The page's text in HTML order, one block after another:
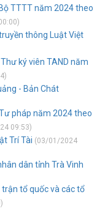
TTTT năm 2024 theo
thông Luật Việt
ký viên TAND năm
- Bản Chát
pháp năm 2024 theo
09:53)
Trí Tài (03/01/2024
dân tỉnh Trà Vinh
tổ quốc và các tổ